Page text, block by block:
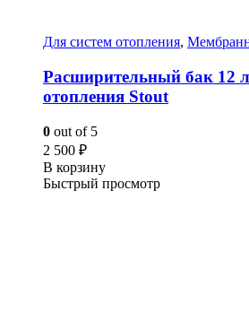
Для систем отопления,
Расширительный бак 12
отопления Stout
0 out of 5
2 500 ₽
В корзину
Быстрый просмотр